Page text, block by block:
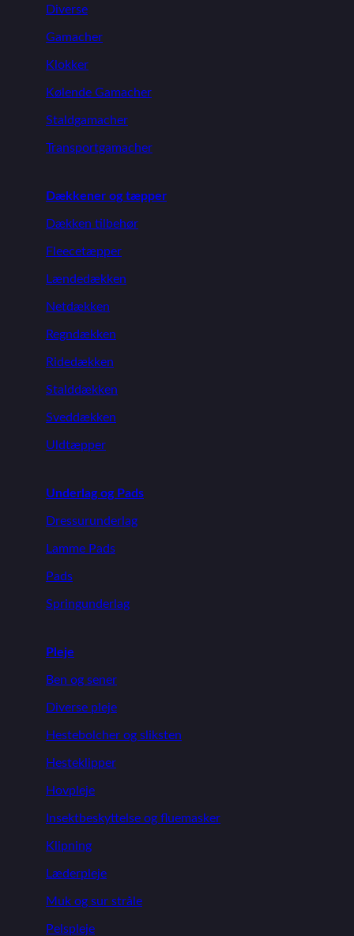
Diverse
Gamacher
Klokker
Kølende Gamacher
Staldgamacher
Transportgamacher
Dækkener og tæpper
Dækken tilbehør
Fleecetæpper
Lændedækken
Netdækken
Regndækken
Ridedækken
Stalddækken
Sveddækken
Uldtæpper
Underlag og Pads
Dressurunderlag
Lamme Pads
Pads
Springunderlag
Pleje
Ben og sener
Diverse pleje
Hestebolcher og sliksten
Hesteklipper
Hovpleje
Insektbeskyttelse og fluemasker
Klipning
Læderpleje
Muk og sur stråle
Pelspleje